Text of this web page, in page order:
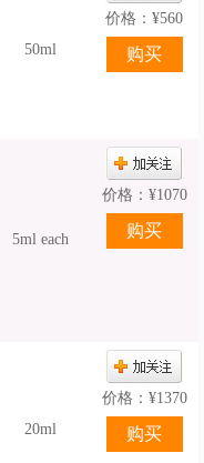
50ml
价格： ¥560
5ml each
价格： ¥1070
20ml
价格： ¥1370